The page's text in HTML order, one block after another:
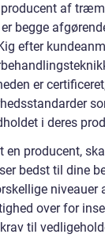
af
begge
efter
er
i deres
en producent,
bedst til dine
niveauer
over for
til